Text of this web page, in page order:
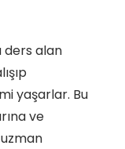
ders alan
yaşarlar. Bu
ve